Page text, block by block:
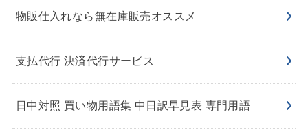
物販仕入れなら無在庫販売オススメ
支払代行 決済代行サービス
日中対照 買い物用語集 中日訳早見表 専門用語